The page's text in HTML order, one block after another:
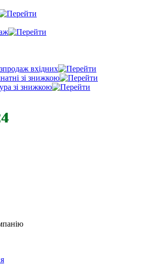
вхідних
зі знижкою
зі знижкою